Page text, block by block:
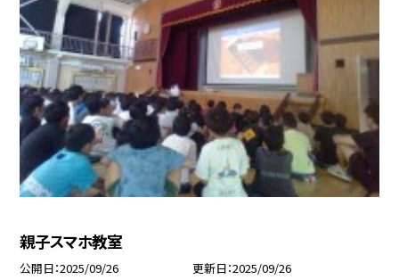
親子スマホ教室
公開日 2025/09/26 更新日 2025/09/26